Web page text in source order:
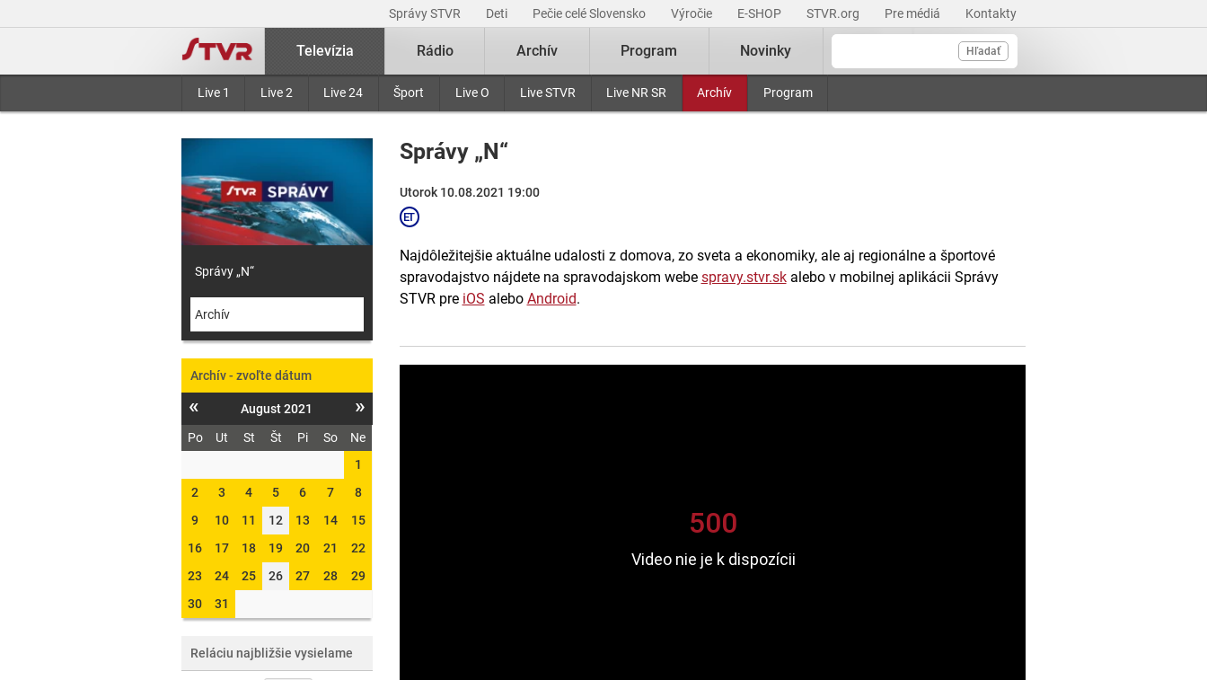
Správy STVR Deti Pečie celé Slovensko Výročie E-SHOP STVR.org Pre médiá Kontakty
Hľadať
Televízia
Live 1 Live 2 Live 24 Šport Live O Live STVR Live NR SR Archív Program
Rádio Archív Program Novinky
Správy „N“
Utorok 10.08.2021 19:00
Najdôležitejšie aktuálne udalosti z domova, zo sveta a ekonomiky, ale aj regionálne a športové
spravodajstvo nájdete na spravodajskom webe spravy.stvr.skalebo v mobilnej aplikácii Správy
STVR pre iOS alebo Android.
Správy „N“
Archív
Archív - zvoľte dátum
« August 2021 »
Po Ut St Št Pi So
Ne
1
2
3 4 5 6 7
8
9
10 11 12 13 14
15
16
17 18 19 20 21
22
23
24 25 26 27 28
29
30
31
Reláciu najbližšie vysielame